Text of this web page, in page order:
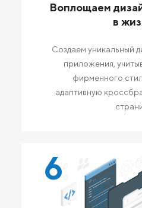
Воплощаем
в
Создаем уникальный
приложения,
фирменного
адаптивную
6